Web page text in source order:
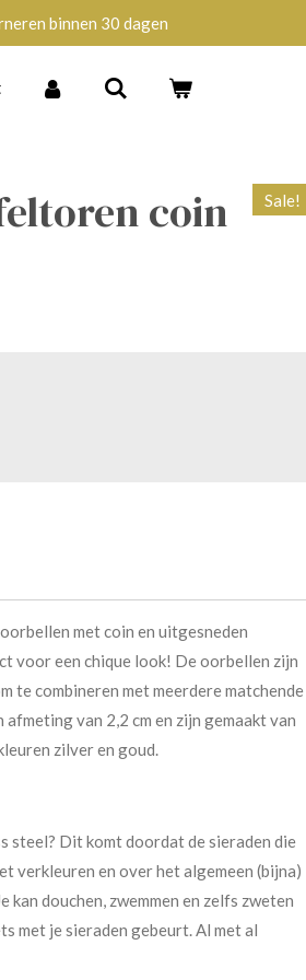
binnen 30 dagen
coin Sale!
met coin en uitgesneden
voor een chique look! De oorbellen zijn
te combineren met meerdere matchende
van 2,2 cm en zijn gemaakt van
zilver en goud.
steel? Dit komt doordat de sieraden die
verkleuren en over het algemeen (bijna)
kan douchen, zwemmen en zelfs zweten
met je sieraden gebeurt. Al met al